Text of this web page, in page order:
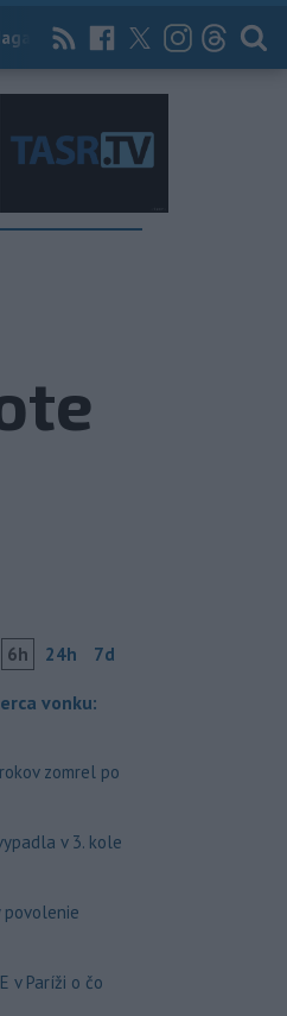
News Now Archív
6h 24h 7d
vonku:
zomrel po
v 3. kole
povolenie
v Paríži o čo